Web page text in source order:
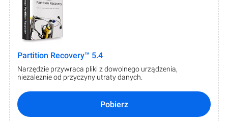
Partition Recovery™ 5.4
Narzędzie przywraca pliki z dowolnego urządzenia,
niezależnie od przyczyny utraty danych.
Pobierz